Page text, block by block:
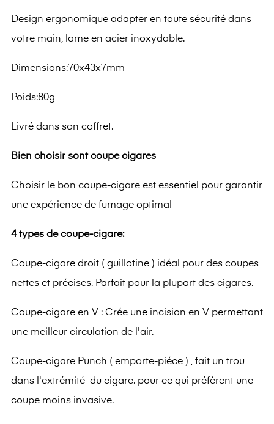
Design ergonomique adapter en toute sécurité dans
votre main, lame en acier inoxydable.
Dimensions:70x43x7mm
Poids:80g
Livré dans son coffret.
Bien choisir sont coupe cigares
Choisir le bon coupe-cigare est essentiel pour garantir
une expérience de fumage optimal
4 types de coupe-cigare:
Coupe-cigare droit ( guillotine ) idéal pour des coupes
nettes et précises. Parfait pour la plupart des cigares.
Coupe-cigare en V : Crée une incision en V permettant
une meilleur circulation de l'air.
Coupe-cigare Punch ( emporte-piéce ) , fait un trou
dans l'extrémité du cigare. pour ce qui préfèrent une
coupe moins invasive.